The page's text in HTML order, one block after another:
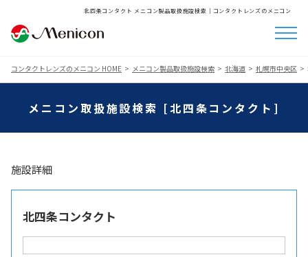
北四条コンタクト メニコン製品取扱施設検索│コンタクトレンズのメニコン
コンタクトレンズのメニコン HOME メニコン製品取扱施設検索 北海道 札幌市中央区
メニコン取扱施設検索 [北四条コンタクト]
施設詳細
北四条コンタクト